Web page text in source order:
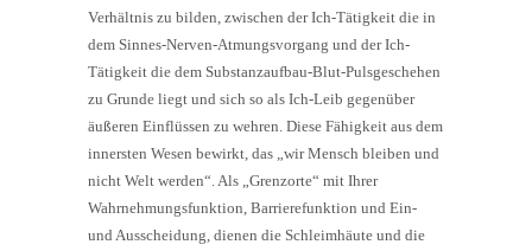
Verhältnis zu bilden, zwischen der Ich-Tätigkeit die in
dem Sinnes-Nerven-Atmungsvorgang und der Ich-
Tätigkeit die dem Substanzaufbau-Blut-Pulsgeschehen
zu Grunde liegt und sich so als Ich-Leib gegenüber
äußeren Einflüssen zu wehren. Diese Fähigkeit aus dem
innersten Wesen bewirkt, das „wir Mensch bleiben und
nicht Welt werden“. Als „Grenzorte“ mit Ihrer
Wahrnehmungsfunktion, Barrierefunktion und Ein-
und Ausscheidung, dienen die Schleimhäute und die